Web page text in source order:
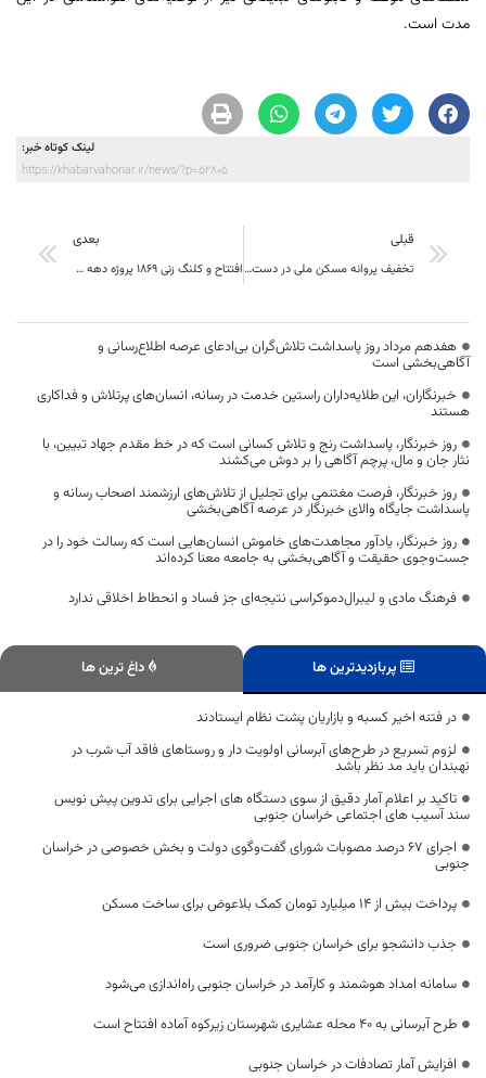
مدت است.
لینک کوتاه خبر:
https://khabarvahonar.ir/news/?p=52805
قبلی
تخفیف پروانه مسکن ملی در دست انداز شورا و استانداری در مرکز خراسان جنوبی
بعدی
افتتاح و کلنگ زنی 1869 پروژه دهه فجر امسال در خراسان جنوبی
هفدهم مرداد روز پاسداشت تلاش‌گران بی‌ادعای عرصه اطلاع‌رسانی و
آگاهی‌بخشی است
خبرنگاران، این طلایه‌داران راستین خدمت در رسانه، انسان‌های پرتلاش و فداکاری
هستند
روز خبرنگار، پاسداشت رنج و تلاش کسانی است که در خط مقدم جهاد تبیین، با
نثار جان و مال، پرچم آگاهی را بر دوش می‌کشند
روز خبرنگار، فرصت مغتنمی برای تجلیل از تلاش‌های ارزشمند اصحاب رسانه و
پاسداشت جایگاه والای خبرنگار در عرصه آگاهی‌بخشی
روز خبرنگار، یادآور مجاهدت‌های خاموش انسان‌هایی است که رسالت خود را در
جست‌وجوی حقیقت و آگاهی‌بخشی به جامعه معنا کرده‌اند
فرهنگ مادی و لیبرال‌دموکراسی نتیجه‌ای جز فساد و انحطاط اخلاقی ندارد
پربازدیدترین ها داغ ترین ها
در فتنه اخیر کسبه و بازاریان پشت نظام ایستادند
لزوم تسریع در طرح‌های آبرسانی اولویت دار و روستاهای فاقد آب شرب در
نهبندان باید مد نظر باشد
تاکید بر اعلام آمار دقیق از سوی دستگاه های اجرایی برای تدوین پیش نویس
سند آسیب های اجتماعی خراسان جنوبی
اجرای ۶۷ درصد مصوبات شورای گفت‌وگوی دولت و بخش خصوصی در خراسان
جنوبی
پرداخت بیش از ۱۴ میلیارد تومان کمک بلاعوض برای ساخت مسکن
جذب دانشجو برای خراسان جنوبی ضروری است
سامانه امداد هوشمند و کارآمد در خراسان جنوبی راه‌اندازی می‌شود
طرح آبرسانی به ۴۰ محله عشایری شهرستان زیرکوه آماده افتتاح است
افزایش آمار تصادفات در خراسان جنوبی